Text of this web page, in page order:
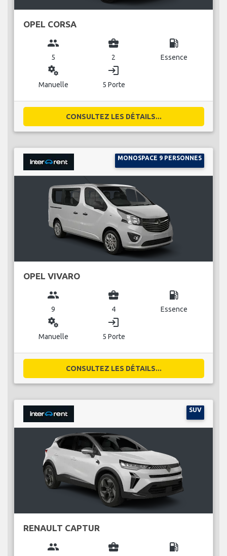
OPEL CORSA
group
5
business_center
2
local_gas_station
Essence
miscellaneous_services
Manuelle
login
5 Porte
CONSULTEZ LES DÉTAILS...
MONOSPACE 9 PERSONNES
OPEL VIVARO
group
9
business_center
4
local_gas_station
Essence
miscellaneous_services
Manuelle
login
5 Porte
CONSULTEZ LES DÉTAILS...
SUV
RENAULT CAPTUR
group business_center local_gas_station